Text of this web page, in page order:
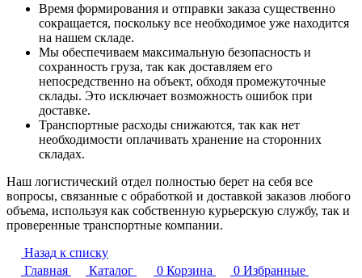
Время формирования и отправки заказа существенно
сокращается, поскольку все необходимое уже находится
на нашем складе.
Мы обеспечиваем максимальную безопасность и
сохранность груза, так как доставляем его
непосредственно на объект, обходя промежуточные
склады. Это исключает возможность ошибок при
доставке.
Транспортные расходы снижаются, так как нет
необходимости оплачивать хранение на сторонних
складах.
Наш логистический отдел полностью берет на себя все
вопросы, связанные с обработкой и доставкой заказов любого
объема, используя как собственную курьерскую службу, так и
проверенные транспортные компании.
Назад к списку
Главная
Каталог 0 Корзина 0 Избранные